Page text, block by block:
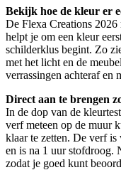
Bekijk hoe de kleur er
De Flexa Creations 2026
helpt je om een kleur
schilderklus begint. Zo
met het licht en de
verrassingen achteraf en
Direct aan te brengen
In de dop van de
verf meteen op de muur
klaar te zetten. De verf is
en is na 1 uur stofdroog.
zodat je goed kunt